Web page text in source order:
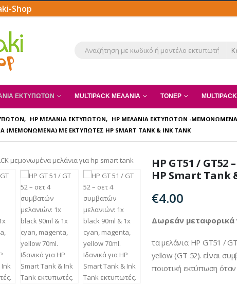
Shop
ΕΚΤΥΠΩΤΏΝ MULTIPACK ΜΕΛΆΝΙΑ ΤΌΝΕΡ
, HP ΜΕΛΆΝΙΑ ΕΚΤΥΠΩΤΏΝ, HP ΜΕΛΆΝΙΑ ΕΚΤΥΠΩΤΏΝ -ΜΕΜΟΝΩΜΈΝΑ
(ΜΕΜΟΝΩΜΈΝΑ) ΜΕ ΕΚΤΥΠΩΤΈΣ HP SMART TANK & INK TANK
HP GT51 /
HP Smart Tank
€4.00
Δωρεάν μεταφορικά
τα μελάνια HP GT51 /
yellow (GT 52). είναι
ποιοτική εκτύπωση